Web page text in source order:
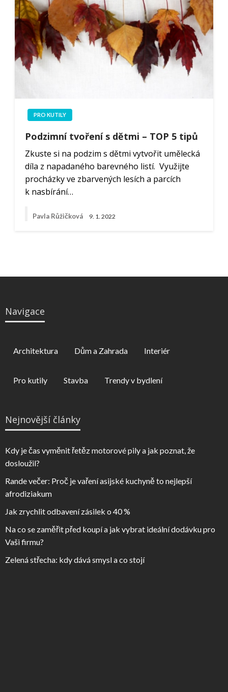
PRO KUTILY
Podzimní tvoření s dětmi – TOP 5 tipů
Zkuste si na podzim s dětmi vytvořit umělecká
díla z napadaného barevného listí. Využijte
procházky ve zbarvených lesích a parcích
k nasbírání…
Pavla Růžičková 9. 1. 2022
Navigace
Architektura Dům a Zahrada Interiér
Pro kutily Stavba Trendy v bydlení
Nejnovější články
Kdy je čas vyměnit řetěz motorové pily a jak poznat, že
dosloužil?
Rande večer: Proč je vaření asijské kuchyně to nejlepší
afrodiziakum
Jak zrychlit odbavení zásilek o 40 %
Na co se zaměřit před koupí a jak vybrat ideální dodávku pro
Vaši firmu?
Zelená střecha: kdy dává smysl a co stojí